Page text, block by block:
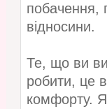
побачення,
відносини.
Те, що ви
робити, це
комфорту.